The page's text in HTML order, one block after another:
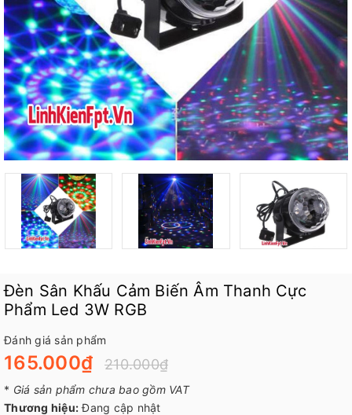
Đèn Sân Khấu Cảm Biến Âm Thanh Cực
Phẩm Led 3W RGB
Đánh giá sản phẩm
165.000₫ 210.000₫
* Giá sản phẩm chưa bao gồm VAT
Thương hiệu: Đang cập nhật